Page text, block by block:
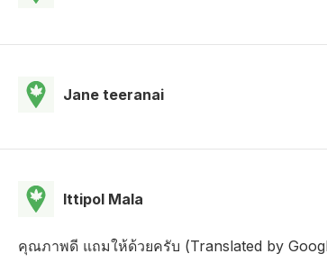
Jane teeranai
Ittipol Mala
คุณภาพดี แถมให้ด้วยครับ (Translated by